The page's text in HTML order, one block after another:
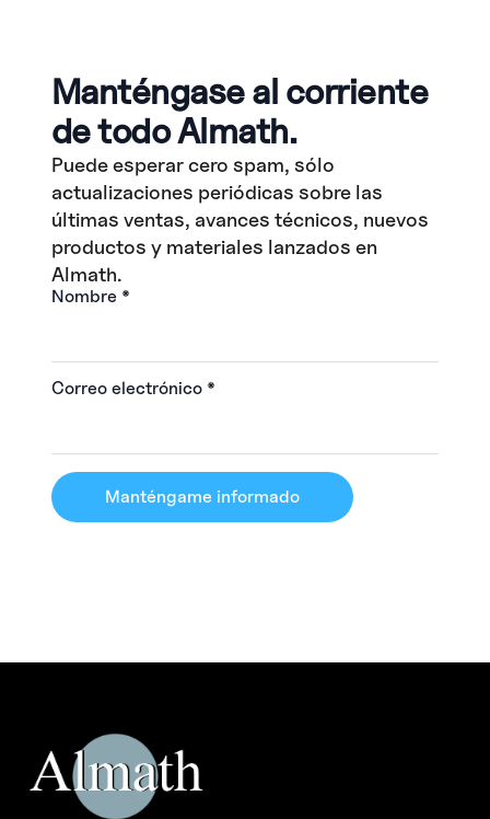
Manténgase al corriente
de todo Almath.
Puede esperar cero spam, sólo
actualizaciones periódicas sobre las
últimas ventas, avances técnicos, nuevos
productos y materiales lanzados en
Almath.
Nombre *
Correo electrónico *
Manténgame informado